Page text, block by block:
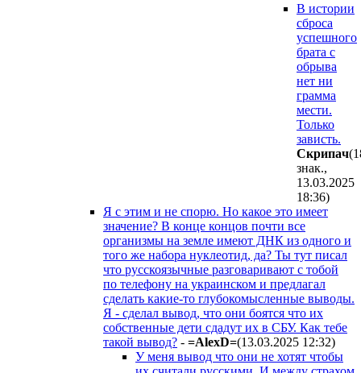
В истории
сброса
успешного
брата с
обрыва
нет ни
грамма
мести.
Только
зависть.
Cкpипaч
знак.,
13.03.2025
18:36)
Я с этим и не спорю. Но какое это имеет
значение? В конце концов почти все
организмы на земле имеют ДНК из одного и
того же набора нуклеотид, да? Ты тут писал
что русскоязычные разговаривают с тобой
по телефону на украинском и предлагал
сделать какие-то глубокомысленные выводы.
Я - сделал вывод, что они боятся что их
собственные дети сдадут их в СБУ. Как тебе
такой вывод? - =AlexD=(13.03.2025 12:32)
У меня вывод что они не хотят чтобы